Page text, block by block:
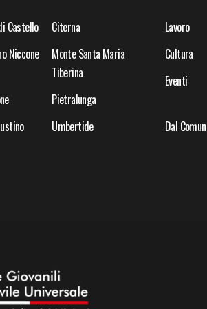
Castello
Citerna
Niccone
Monte Santa Maria
Tiberina
Pietralunga
Umbertide
Lavoro
Cultura
Eventi
Dal